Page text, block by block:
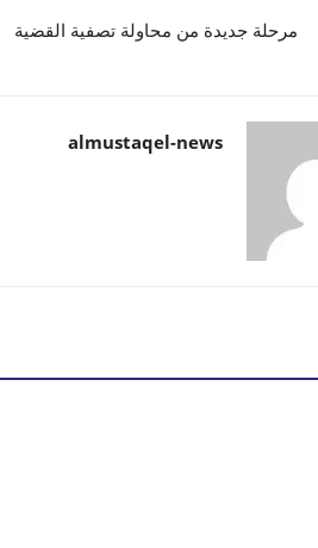
مرحلة جديدة من محاولة تصفية القضية
almustaqel-news